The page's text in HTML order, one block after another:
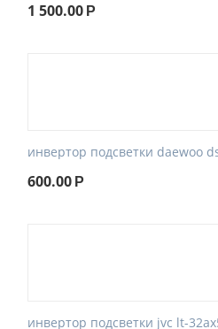
1 500.00 Р
инвертор подсветки daewoo
600.00 Р
инвертор подсветки jvc lt-